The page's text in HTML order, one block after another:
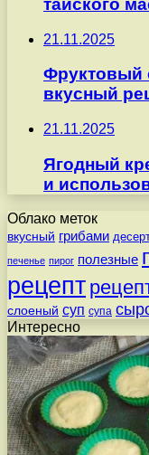
тайского
21.11.2025
Фруктовый
вкусный
21.11.2025
Ягодный
и
Облако меток
вкусный грибами
печенье пирог полезные
рецепт
слоеный суп супа
Интересно